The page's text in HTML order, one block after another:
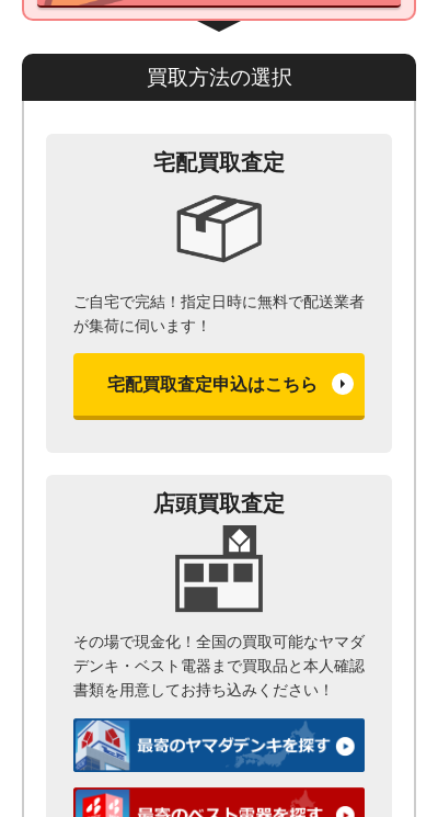
買取方法の選択
宅配買取査定
ご自宅で完結！指定日時に無料で配送業者
が集荷に伺います！
宅配買取査定申込はこちら
店頭買取査定
その場で現金化！全国の買取可能なヤマダ
デンキ・ベスト電器まで買取品と本人確認
書類を用意してお持ち込みください！